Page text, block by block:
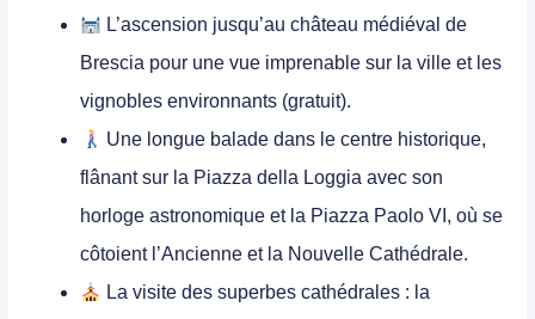
L’ascension jusqu’auchâteau médiéval de
Brescia pour une vue imprenable sur la ville et les
vignobles environnants (gratuit).
Une longue balade dans lecentre historique,
flânant sur la Piazza della Loggia avec son
horloge astronomique et la Piazza Paolo VI, où se
côtoient l’Ancienne et la Nouvelle Cathédrale.
La visite des superbescathédrales : la